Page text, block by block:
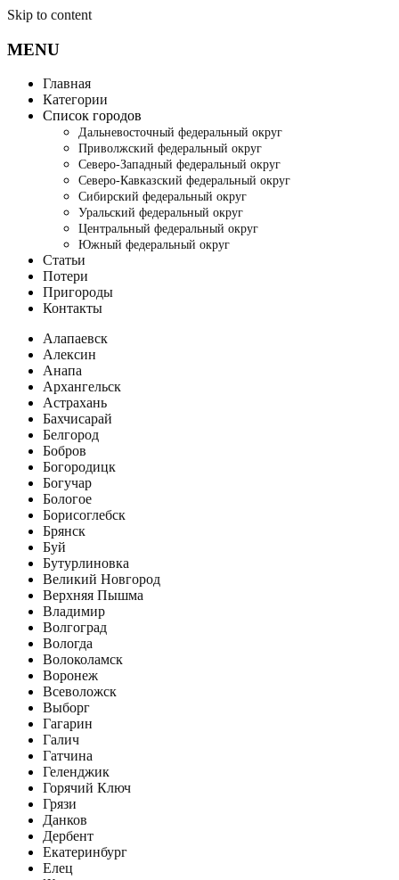
Skip to content
MENU
Главная
Категории
Список городов
Дальневосточный федеральный округ
Приволжский федеральный округ
Северо-Западный федеральный округ
Северо-Кавказский федеральный округ
Сибирский федеральный округ
Уральский федеральный округ
Центральный федеральный округ
Южный федеральный округ
Статьи
Потери
Пригороды
Контакты
Алапаевск
Алексин
Анапа
Архангельск
Астрахань
Бахчисарай
Белгород
Бобров
Богородицк
Богучар
Бологое
Борисоглебск
Брянск
Буй
Бутурлиновка
Великий Новгород
Верхняя Пышма
Владимир
Волгоград
Вологда
Волоколамск
Воронеж
Всеволожск
Выборг
Гагарин
Галич
Гатчина
Геленджик
Горячий Ключ
Грязи
Данков
Дербент
Екатеринбург
Елец